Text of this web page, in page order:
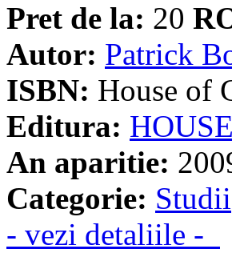
Pret de la: 20
Autor: Patrick
ISBN: House of
Editura:
An aparitie:
Categorie: Studii
- vezi detaliile -